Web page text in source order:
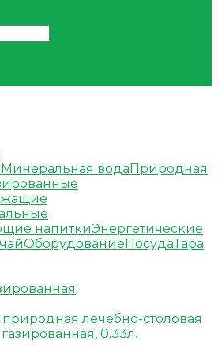
Минеральная водаПриродная
напиткиЭнергетические
ОборудованиеПосудаТара
лечебно-столовая
0.33л.